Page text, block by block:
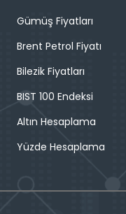
Gümüş Fiyatları
Brent Petrol Fiyatı
Bilezik Fiyatları
BIST 100 Endeksi
Altın Hesaplama
Yüzde Hesaplama